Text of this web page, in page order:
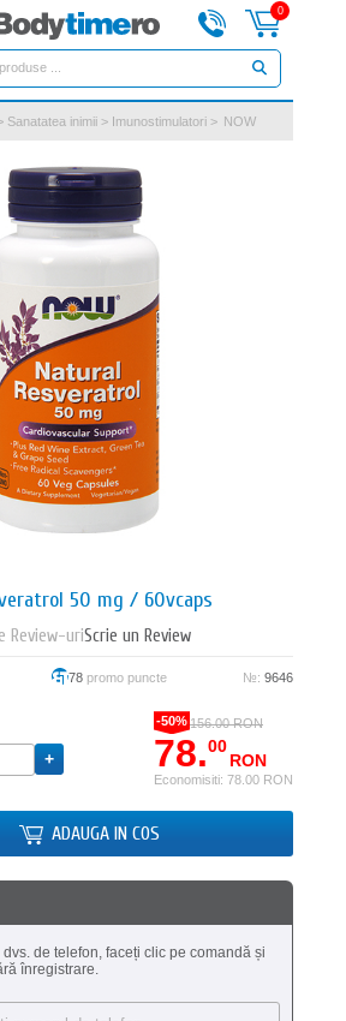
0
Sanatatea inimii > Imunostimulatori > NOW
50 mg / 60vcaps
Review-uriScrie un Review
78 promo puncte №: 9646
-50%156.00 RON
78.00
RON
Economisiti: 78.00 RON
ADAUGA IN COS
de telefon, faceți clic pe comandă și
înregistrare.